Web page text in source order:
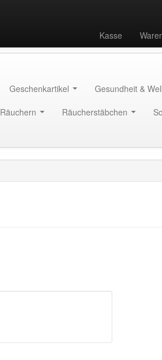
Kasse
Geschenkartikel Gesundheit &
Räuchern Räucherstäbchen